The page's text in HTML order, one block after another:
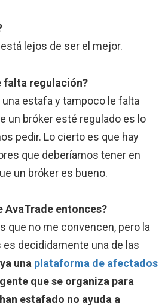
lejos de ser el mejor.
falta regulación?
una estafa y tampoco le falta
un bróker esté regulado es lo
pedir. Lo cierto es que hay
que deberíamos tener en
un bróker es bueno.
AvaTrade entonces?
que no me convencen, pero la
decididamente una de las
una plataforma de afectados
que se organiza para
estafado no ayuda a